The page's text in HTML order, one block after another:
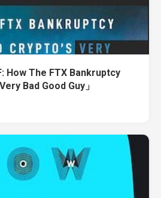
How The FTX Bankruptcy
Bad Good Guy」